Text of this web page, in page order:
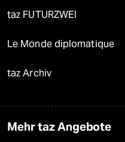
taz FUTURZWEI
Le Monde diplomatique
taz Archiv
Mehr taz Angebote